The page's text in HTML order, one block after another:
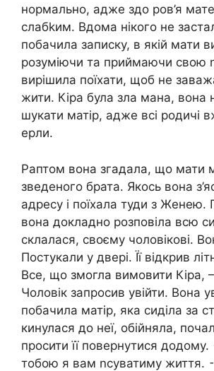
нормально, адже здо ров’я
слабkим. Вдома нікого не
побачила записку, в якій мати
розуміючи та приймаючи свою
вирішила поїхати, щоб не
жити. Кіра була зла мана, вона
шукати матір, адже всі родичі
ерли.
Раптом вона згадала, що мати
зведеного брата. Якось вона
адресу і поїхала туди з Женею.
вона докладно розповіла всю
склалася, своєму чоловікові.
Постукали у двері. Її відкрив
Все, що змогла вимовити Кіра,
Чоловік запросив увійти. Вона
побачила матір, яка сиділа за
кинулася до неї, обійняла,
просити її повернутися
тобою я вам nсуватиму життя.